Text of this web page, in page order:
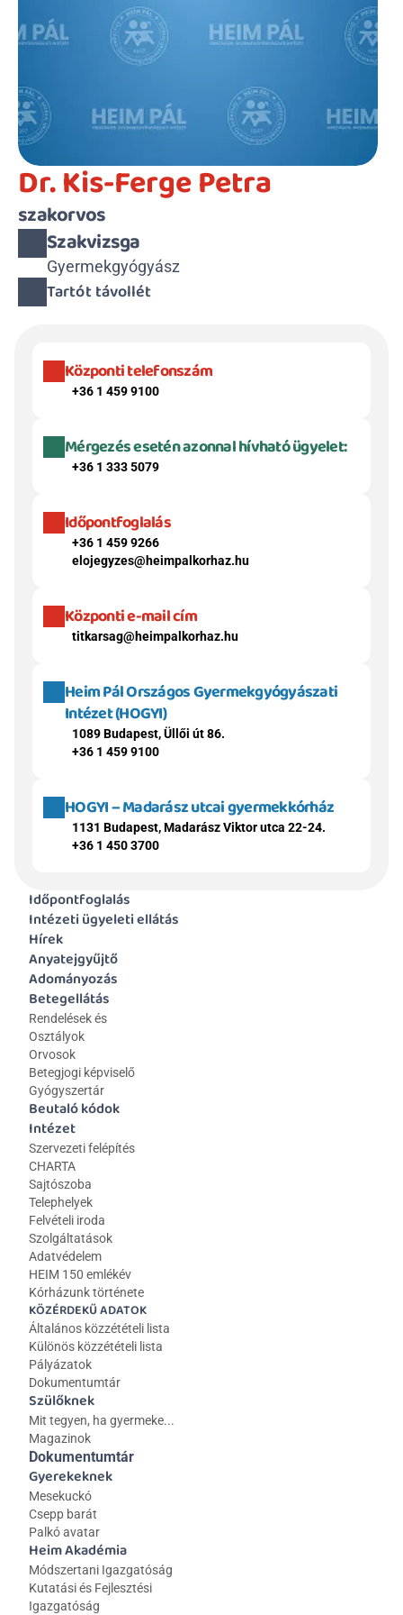
Dr. Kis-Ferge Petra
szakorvos
Szakvizsga
Gyermekgyógyász
Tartót távollét
Központi telefonszám
+36 1 459 9100
Mérgezés esetén azonnal hívható ügyelet:
+36 1 333 5079
Időpontfoglalás
+36 1 459 9266
elojegyzes@heimpalkorhaz.hu
Központi e-mail cím
titkarsag@heimpalkorhaz.hu
Heim Pál Országos Gyermekgyógyászati
Intézet (HOGYI)
1089 Budapest, Üllői út 86.
+36 1 459 9100
HOGYI – Madarász utcai gyermekkórház
1131 Budapest, Madarász Viktor utca 22-24.
+36 1 450 3700
Időpontfoglalás
Intézeti ügyeleti ellátás
Hírek
Anyatejgyűjtő
Adományozás
Betegellátás
Rendelések és
Osztályok
Orvosok
Betegjogi képviselő
Gyógyszertár
Beutaló kódok
Intézet
Szervezeti felépítés
CHARTA
Sajtószoba
Telephelyek
Felvételi iroda
Szolgáltatások
Adatvédelem
HEIM 150 emlékév
Kórházunk története
KÖZÉRDEKŰ ADATOK
Általános közzétételi lista
Különös közzétételi lista
Pályázatok
Dokumentumtár
Szülőknek
Mit tegyen, ha gyermeke...
Magazinok
Gyerekeknek
Mesekuckó
Csepp barát
Palkó avatar
Heim Akadémia
Módszertani Igazgatóság
Kutatási és Fejlesztési
Igazgatóság
Dokumentumtár